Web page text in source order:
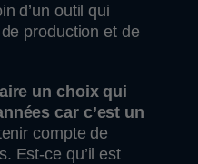
d’un outil qui
production et de
un choix qui
car c’est un
compte de
Est-ce qu’il est